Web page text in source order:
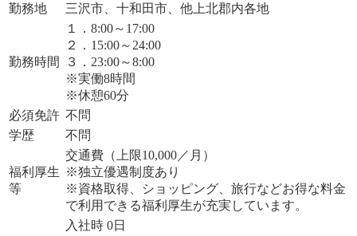
勤務地
三沢市、十和田市、他上北郡内各地
勤務時間
１．8:00～17:00
２．15:00～24:00
３．23:00～8:00
※実働8時間
※休憩60分
必須免許 不問
学歴
不問
福利厚生
等
交通費（上限10,000／月）
※独立優遇制度あり
※資格取得、ショッピング、旅行などお得な料金
で利用できる福利厚生が充実しています。
入社時 0日